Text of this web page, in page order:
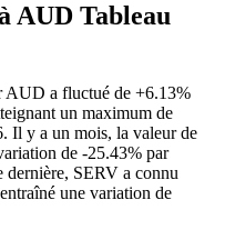
AUD Tableau
AUD a fluctué de +6.13%
un maximum de
Il y a un mois, la valeur de
de -25.43% par
dernière, SERV a connu
une variation de